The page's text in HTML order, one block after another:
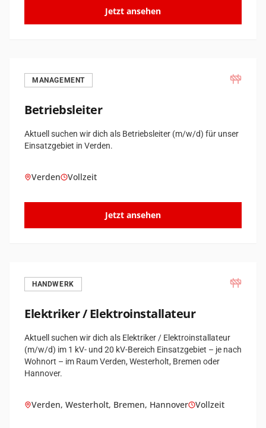
Jetzt ansehen
MANAGEMENT
Betriebsleiter
Aktuell suchen wir dich als Betriebsleiter (m/w/d) für unser
Einsatzgebiet in Verden.
Verden Vollzeit
Jetzt ansehen
HANDWERK
Elektriker / Elektroinstallateur
Aktuell suchen wir dich als Elektriker / Elektroinstallateur
(m/w/d) im 1 kV- und 20 kV-Bereich Einsatzgebiet – je nach
Wohnort – im Raum Verden, Westerholt, Bremen oder
Hannover.
Verden, Westerholt, Bremen, Hannover Vollzeit